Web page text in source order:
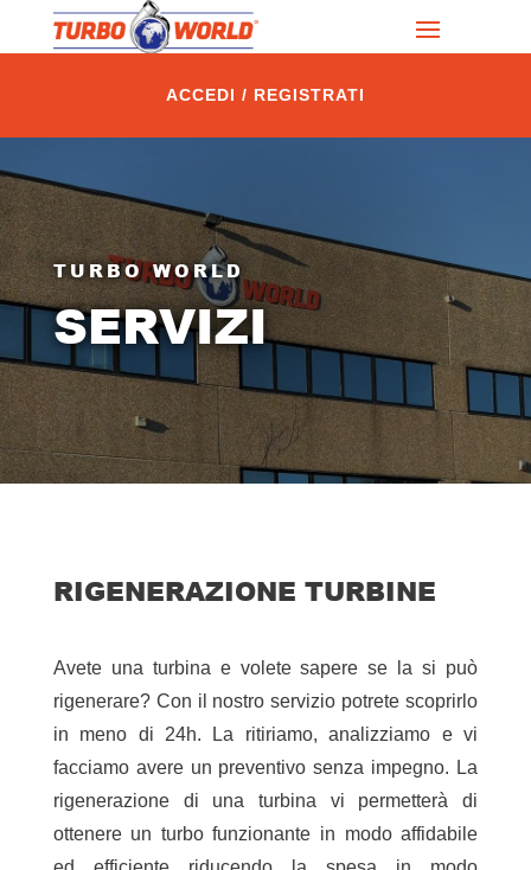
ACCEDI / REGISTRATI
TURBO WORLD
SERVIZI
RIGENERAZIONE TURBINE
Avete una turbina e volete sapere se la si può
rigenerare? Con il nostro servizio potrete scoprirlo
in meno di 24h. La ritiriamo, analizziamo e vi
facciamo avere un preventivo senza impegno. La
rigenerazione di una turbina vi permetterà di
ottenere un turbo funzionante in modo affidabile